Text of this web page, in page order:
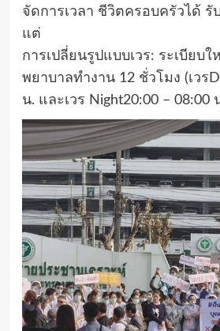
จัดการเวลา​ ชีวิตครอบครัว​ได้​ รั
แต่
การเปลี่ยนรูปแบบเวร: ระเบียบ
พยาบาลทำงาน 12 ชั่วโมง (เวร
น. และ​เวร Night​20:00 – 08:00